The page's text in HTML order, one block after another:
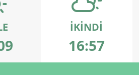
İKINDI
16:57